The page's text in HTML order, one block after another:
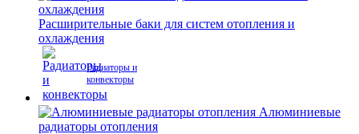
Расширительные баки для систем отопления и
охлаждения
Радиаторы и
конвекторы
Алюминиевые
радиаторы отопления